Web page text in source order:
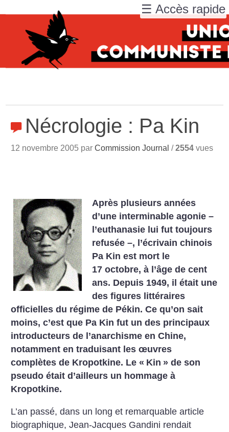
Nécrologie : Pa Kin
12 novembre 2005 parCommission Journal /2554 vues
Après plusieurs années
d’une interminable agonie –
l’euthanasie lui fut toujours
refusée –, l’écrivain chinois
Pa Kin est mort le
17 octobre, à l’âge de cent
ans. Depuis 1949, il était une
des figures littéraires
officielles du régime de Pékin. Ce qu’on sait
moins, c’est que Pa Kin fut un des principaux
introducteurs de l’anarchisme en Chine,
notamment en traduisant les œuvres
complètes de Kropotkine. Le « Kin » de son
pseudo était d’ailleurs un hommage à
Kropotkine.
L’an passé, dans un long et remarquable article
biographique, Jean-Jacques Gandini rendait
☰ Accès rapide